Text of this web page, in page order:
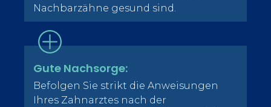
Nachbarzähne gesund sind.
Gute Nachsorge:
Befolgen Sie strikt die Anweisungen
Ihres Zahnarztes nach der